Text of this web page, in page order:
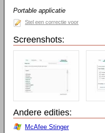
Portable applicatie
Stel een correctie voor
Screenshots:
Andere edities:
McAfee Stinger